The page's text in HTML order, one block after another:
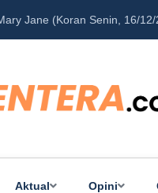
Jane (Koran Senin, 16/
Aktual Opini